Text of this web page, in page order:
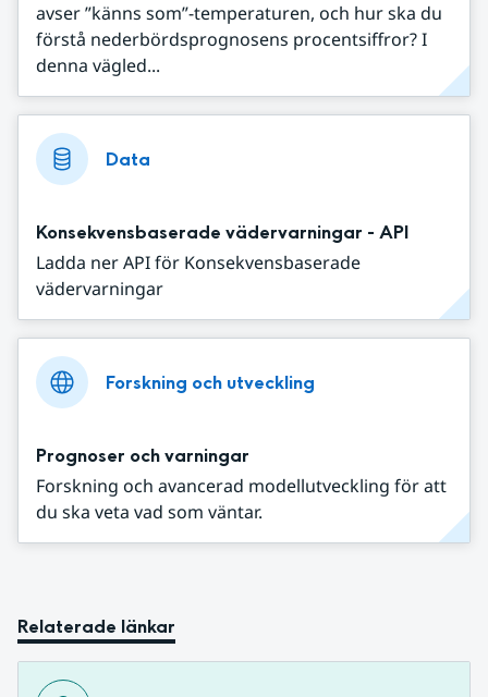
avser ”känns som”-temperaturen, och hur ska du
förstå nederbördsprognosens procentsiffror? I
denna vägled...
Data
Konsekvensbaserade vädervarningar - API
Ladda ner API för Konsekvensbaserade
vädervarningar
Forskning och utveckling
Prognoser och varningar
Forskning och avancerad modellutveckling för att
du ska veta vad som väntar.
Relaterade länkar